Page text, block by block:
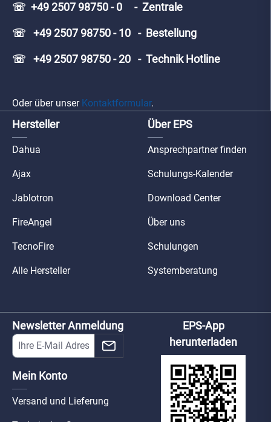
☏ +49 2507 98750 - 0 - Zentrale
☏ +49 2507 98750 - 10 - Bestellung
☏ +49 2507 98750 - 20 - Technik Hotline
Oder über unser Kontaktformular.
Hersteller
Dahua
Ajax
Jablotron
FireAngel
TecnoFire
Alle Hersteller
Über EPS
Ansprechpartner finden
Schulungs-Kalender
Download Center
Über uns
Schulungen
Systemberatung
Newsletter Anmeldung
Mein Konto
Versand und Lieferung
EPS-App
herunterladen